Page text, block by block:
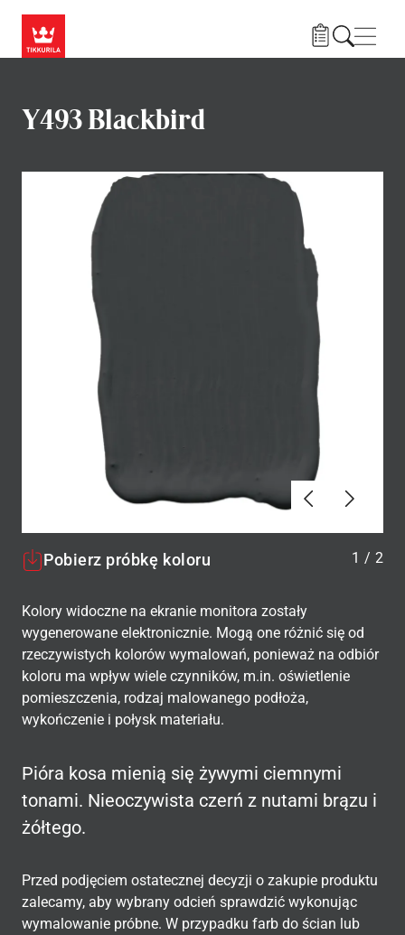
Y493 Blackbird
Poprzednie
Dalej
Pobierz próbkę koloru 1 / 2
Kolory widoczne na ekranie monitora zostały
wygenerowane elektronicznie. Mogą one różnić się od
rzeczywistych kolorów wymalowań, ponieważ na odbiór
koloru ma wpływ wiele czynników, m.in. oświetlenie
pomieszczenia, rodzaj malowanego podłoża,
wykończenie i połysk materiału.
Pióra kosa mienią się żywymi ciemnymi
tonami. Nieoczywista czerń z nutami brązu i
żółtego.
Przed podjęciem ostatecznej decyzji o zakupie produktu
zalecamy, aby wybrany odcień sprawdzić wykonując
wymalowanie próbne. W przypadku farb do ścian lub